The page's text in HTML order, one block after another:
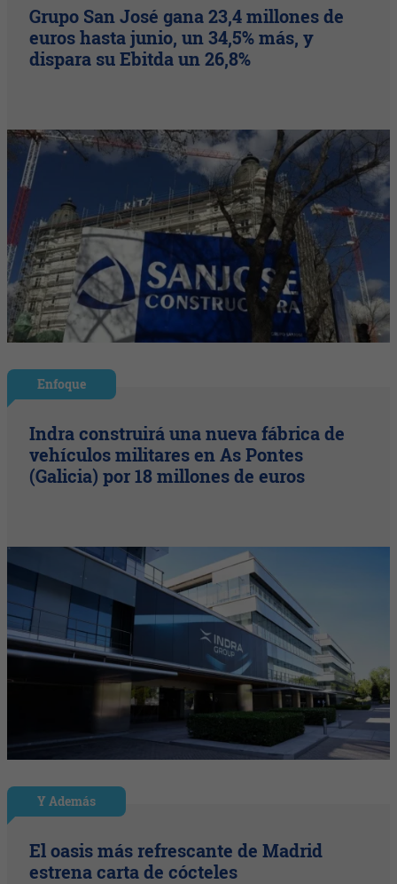
Grupo San José gana 23,4 millones de
euros hasta junio, un 34,5% más, y
dispara su Ebitda un 26,8%
Enfoque
Indra construirá una nueva fábrica de
vehículos militares en As Pontes
(Galicia) por 18 millones de euros
Y Además
El oasis más refrescante de Madrid
estrena carta de cócteles